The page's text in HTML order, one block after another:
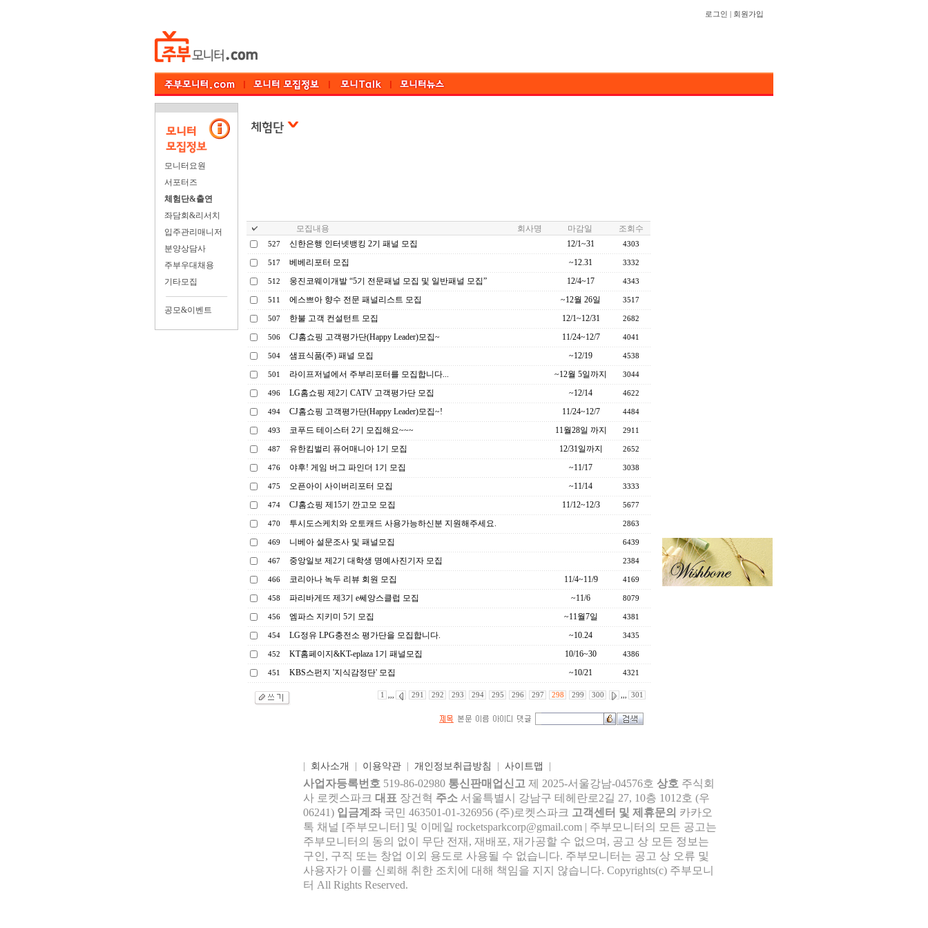
로그인 회원가입
모니터요원
서포터즈
체험단&출연
좌담회&리서치
입주관리매니저
분양상담사
주부우대채용
기타모집
공모&이벤트
모집내용 회사명 마감일 조회수
527 신한은행 인터넷뱅킹 2기 패널 모집 12/1~31 4303
517 베베리포터 모집 ~12.31 3332
512 웅진코웨이개발 “5기 전문패널 모집 및 일반패널 모집” 12/4~17 4343
511 에스쁘아 향수 전문 패널리스트 모집 ~12월 26일 3517
507 한불 고객 컨설턴트 모집 12/1~12/31 2682
506 CJ홈쇼핑 고객평가단(Happy Leader)모집~ 11/24~12/7 4041
504 샘표식품(주) 패널 모집 ~12/19 4538
501 라이프저널에서 주부리포터를 모집합니다... ~12월 5일까지 3044
496 LG홈쇼핑 제2기 CATV 고객평가단 모집 ~12/14 4622
494 CJ홈쇼핑 고객평가단(Happy Leader)모집~! 11/24~12/7 4484
493 코푸드 테이스터 2기 모집해요~~~ 11월28일 까지 2911
487 유한킴벌리 퓨어매니아 1기 모집 12/31일까지 2652
476 야후! 게임 버그 파인더 1기 모집 ~11/17 3038
475 오픈아이 사이버리포터 모집 ~11/14 3333
474 CJ홈쇼핑 제15기 깐고모 모집 11/12~12/3 5677
470 투시도스케치와 오토캐드 사용가능하신분 지원해주세요. 2863
469 니베아 설문조사 및 패널모집 6439
467 중앙일보 제2기 대학생 명예사진기자 모집 2384
466 코리아나 녹두 리뷰 회원 모집 11/4~11/9 4169
458 파리바게뜨 제3기 e쎄앙스클럽 모집 ~11/6 8079
456 엠파스 지키미 5기 모집 ~11월7일 4381
454 LG정유 LPG충전소 평가단을 모집합니다. ~10.24 3435
452 KT홈페이지&KT-eplaza 1기 패널모집 10/16~30 4386
451 KBS스펀지 '지식감정단' 모집 ~10/21 4321
1 ,,, 291 292 293 294 295 296 297 298 299 300 ,,, 301
회사소개 이용약관| 개인정보취급방침 사이트맵
사업자등록번호 519-86-02980 통신판매업신고 제 2025-서울강남-04576호 상호 주식회
사 로켓스파크 대표 장건혁 주소 서울특별시 강남구 테헤란로2길 27, 10층 1012호 (우
06241) 입금계좌 국민 463501-01-326956 (주)로켓스파크 고객센터 및 제휴문의 카카오
톡 채널 [주부모니터] 및 이메일 rocketsparkcorp@gmail.com | 주부모니터의 모든 공고는
주부모니터의 동의 없이 무단 전재, 재배포, 재가공할 수 없으며, 공고 상 모든 정보는
구인, 구직 또는 창업 이외 용도로 사용될 수 없습니다. 주부모니터는 공고 상 오류 및
사용자가 이를 신뢰해 취한 조치에 대해 책임을 지지 않습니다. Copyrights(c) 주부모니
터 All Rights Reserved.